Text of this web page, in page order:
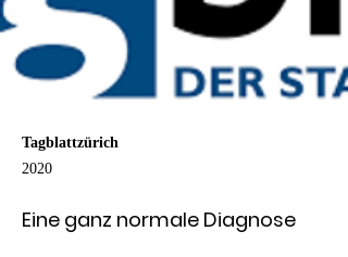
Tagblattzürich
2020
Eine ganz normale Diagnose